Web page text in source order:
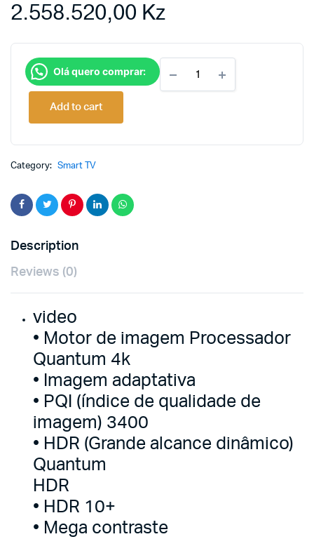
2.558.520,00 Kz
Olá quero comprar:
Samsung
55”
55LS03A.CTC
Add to cart
Category: Smart TV
Description
Reviews (0)
video
• Motor de imagem Processador
Quantum 4k
• Imagem adaptativa
• PQI (índice de qualidade de
imagem) 3400
• HDR (Grande alcance dinâmico)
Quantum
HDR
• HDR 10+
• Mega contraste